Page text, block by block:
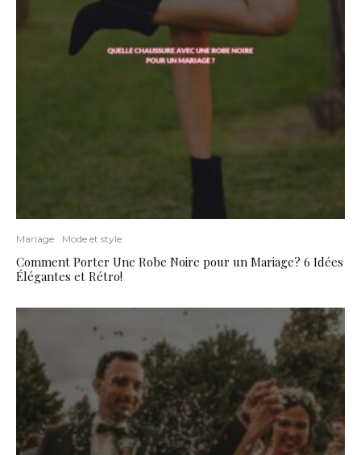
Mariage Mode et style
Comment Porter Une Robe Noire pour un Mariage? 6 Idées
Élégantes et Rétro!